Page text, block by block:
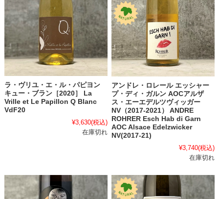
ラ・ヴリユ・エ・ル・パピヨン
キュー・ブラン［2020］ La
Vrille et Le Papillon Q Blanc
VdF20
¥3,630(税込)
在庫切れ
アンドレ・ロレール エッシャー
プ・ディ・ガルン AOCアルザ
ス・エーエデルツヴィッガー
NV（2017-2021） ANDRE
ROHRER Esch Hab di Garn
AOC Alsace Edelzwicker
NV(2017-21)
¥3,740(税込)
在庫切れ